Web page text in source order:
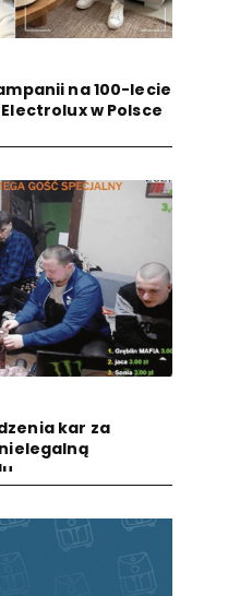
na 100-lecie
w Polsce
kar za